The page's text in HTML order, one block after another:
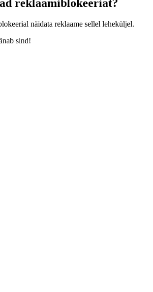
reklaamiblokeeriat?
näidata reklaame sellel leheküljel.
sind!